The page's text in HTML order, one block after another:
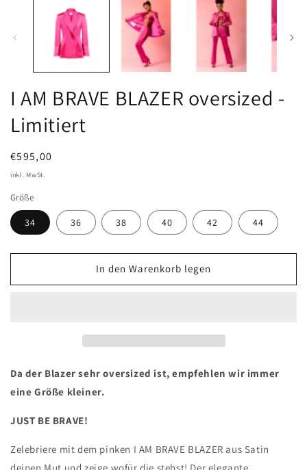
I AM BRAVE BLAZER oversized -
Limitiert
Normaler
Preis
€595,00
inkl. MwSt.
Größe
34 36 38 40 42 44
In den Warenkorb legen
Da der Blazer sehr oversized ist, empfehlen wir immer
eine Größe kleiner.
JUST BE BRAVE!
Zelebriere mit dem pinken I AM BRAVE BLAZER aus Satin
deinen Mut und zeige wofür die stehst! Der elegante,